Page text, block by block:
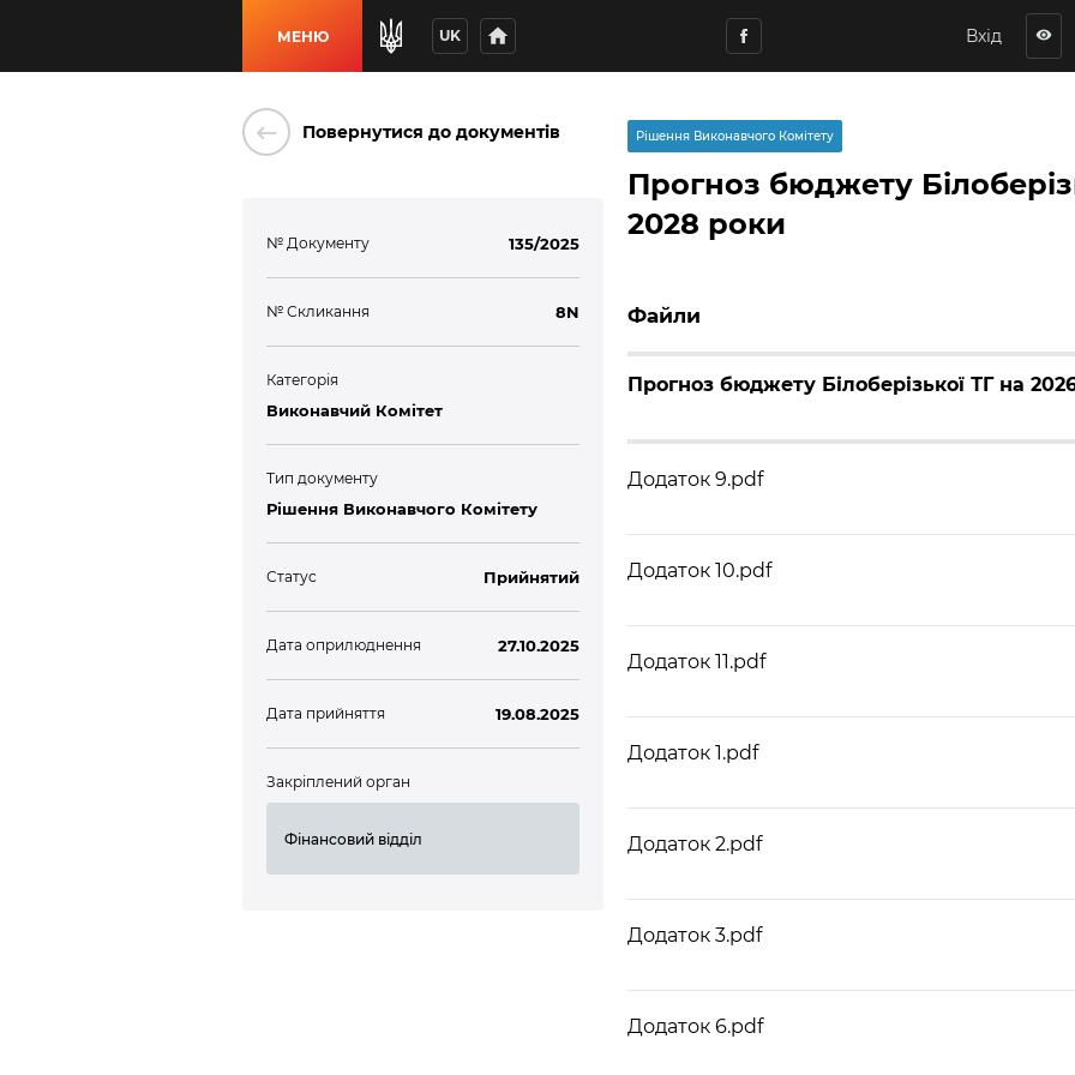
МЕНЮ UK home Вхід visibility
keyboard_backspace Повернутися до документів
№ Документу 135/2025
№ Скликання 8N
Категорія
Виконавчий Комітет
Тип документу
Рішення Виконавчого Комітету
Статус Прийнятий
Дата оприлюднення 27.10.2025
Дата прийняття 19.08.2025
Закріплений орган
Фінансовий відділ
Рішення Виконавчого Комітету
Прогноз бюджету
2028 роки
Файли
Прогноз бюджету Білоберізької ТГ на
Додаток 9.pdf
Додаток 10.pdf
Додаток 11.pdf
Додаток 1.pdf
Додаток 2.pdf
Додаток 3.pdf
Додаток 6.pdf